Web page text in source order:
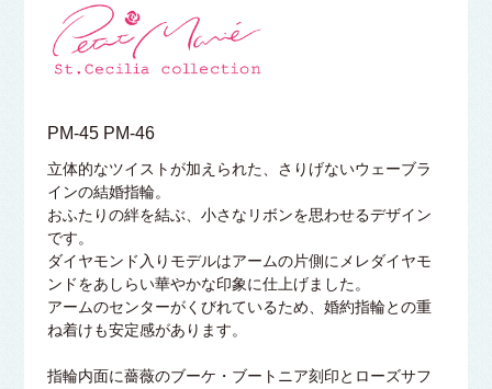
PM-45 PM-46
立体的なツイストが加えられた、さりげないウェーブラ
インの結婚指輪。
おふたりの絆を結ぶ、小さなリボンを思わせるデザイン
です。
ダイヤモンド入りモデルはアームの片側にメレダイヤモ
ンドをあしらい華やかな印象に仕上げました。
アームのセンターがくびれているため、婚約指輪との重
ね着けも安定感があります。
指輪内面に薔薇のブーケ・ブートニア刻印とローズサフ